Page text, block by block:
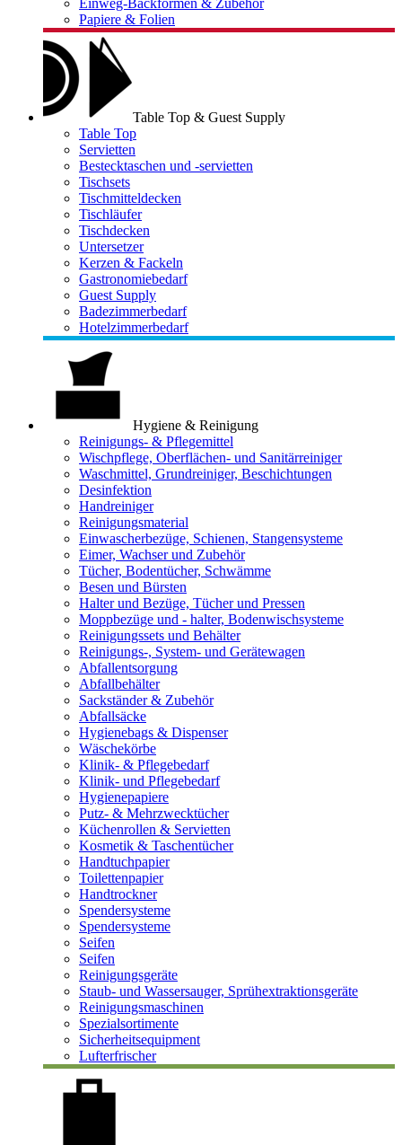
Einweg-Backformen & Zubehör
Papiere & Folien
Table Top & Guest Supply
Table Top
Servietten
Bestecktaschen und -servietten
Tischsets
Tischmitteldecken
Tischläufer
Tischdecken
Untersetzer
Kerzen & Fackeln
Gastronomiebedarf
Guest Supply
Badezimmerbedarf
Hotelzimmerbedarf
Hygiene & Reinigung
Reinigungs- & Pflegemittel
Wischpflege, Oberflächen- und Sanitärreiniger
Waschmittel, Grundreiniger, Beschichtungen
Desinfektion
Handreiniger
Reinigungsmaterial
Einwascherbezüge, Schienen, Stangensysteme
Eimer, Wachser und Zubehör
Tücher, Bodentücher, Schwämme
Besen und Bürsten
Halter und Bezüge, Tücher und Pressen
Moppbezüge und - halter, Bodenwischsysteme
Reinigungssets und Behälter
Reinigungs-, System- und Gerätewagen
Abfallentsorgung
Abfallbehälter
Sackständer & Zubehör
Abfallsäcke
Hygienebags & Dispenser
Wäschekörbe
Klinik- & Pflegebedarf
Klinik- und Pflegebedarf
Hygienepapiere
Putz- & Mehrzwecktücher
Küchenrollen & Servietten
Kosmetik & Taschentücher
Handtuchpapier
Toilettenpapier
Handtrockner
Spendersysteme
Spendersysteme
Seifen
Seifen
Reinigungsgeräte
Staub- und Wassersauger, Sprühextraktionsgeräte
Reinigungsmaschinen
Spezialsortimente
Sicherheitsequipment
Lufterfrischer